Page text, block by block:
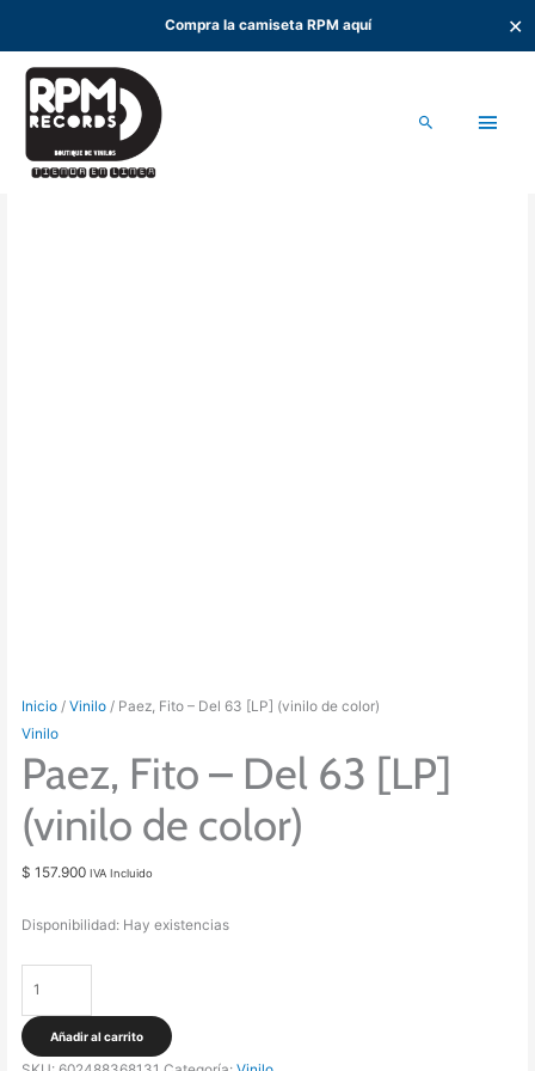
Compra la camiseta RPM aquí ✕
contenido
Buscar
Inicio /Vinilo / Paez, Fito – Del 63 [LP] (vinilo de color)
Vinilo
Paez, Fito – Del 63 [LP]
(vinilo de color)
$ 157.900 IVA Incluido
Disponibilidad: Hay existencias
-
Del
Añadir al carrito